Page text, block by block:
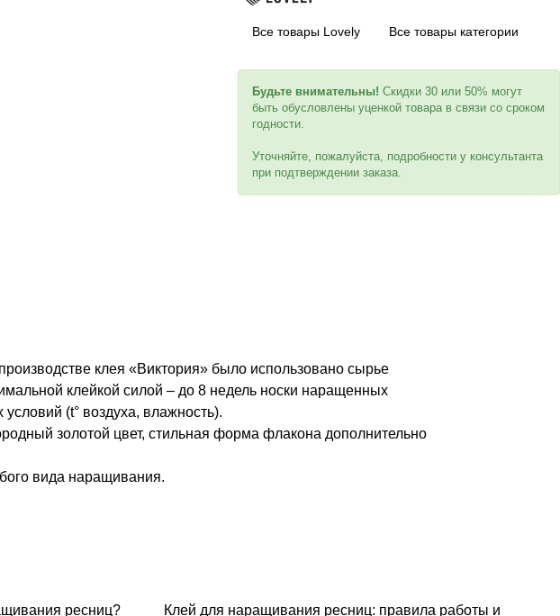
Все товары Lovely Все товары категории
Будьте внимательны! Скидки 30 или 50% могут
быть обусловлены уценкой товара в связи со сроком
годности.
Уточняйте, пожалуйста, подробности у консультанта
при подтверждении заказа.
клея «Виктория» было использовано сырье
клейкой силой – до 8 недель носки наращенных
(t° воздуха, влажность).
золотой цвет, стильная форма флакона дополнительно
вида наращивания.
ресниц?
Клей для наращивания ресниц: правила работы и